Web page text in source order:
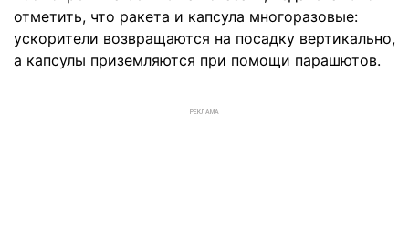
отметить, что ракета и капсула многоразовые:
ускорители возвращаются на посадку вертикально,
а капсулы приземляются при помощи парашютов.
РЕКЛАМА